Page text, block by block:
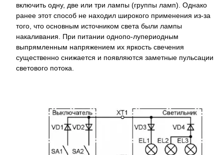
включить одну, две или три лампы (группы ламп). Однако
ранее этот способ не находил широкого применения из-за
того, что основным источником света были лампы
накаливания. При питании однопо-лупериодным
выпрямленным напряжением их яркость свечения
существенно снижается и появляются заметные пульсации
светового потока.